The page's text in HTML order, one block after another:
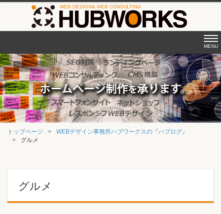
MENU
トップページ
WEBデザイン事務所ハブワークスの『ハブログ』
グルメ
グルメ